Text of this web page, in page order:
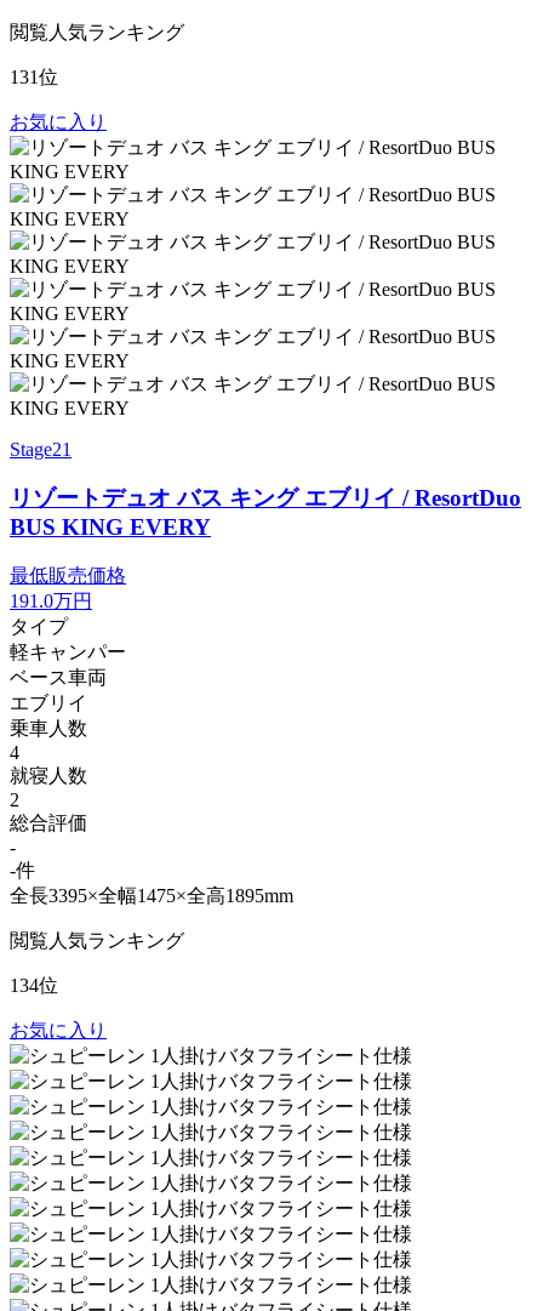
閲覧人気ランキング
131位
お気に入り
Stage21
リゾートデュオ バス キング エブリイ / ResortDuo
BUS KING EVERY
最低販売価格
191.0万円
タイプ
軽キャンパー
ベース車両
エブリイ
乗車人数
4
就寝人数
2
総合評価
-
-件
全長3395×全幅1475×全高1895mm
閲覧人気ランキング
134位
お気に入り